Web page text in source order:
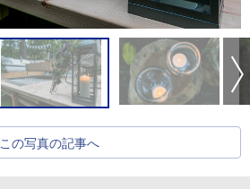
この写真の記事へ